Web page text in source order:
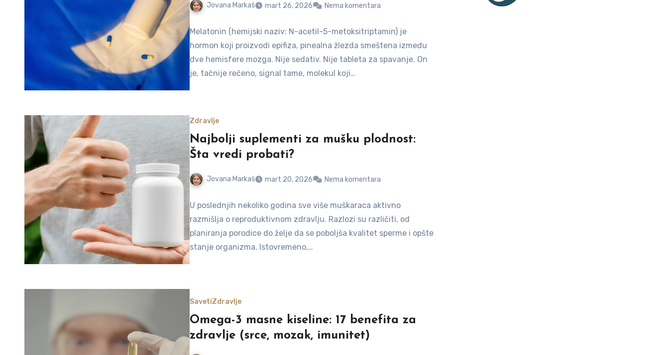
Jovana Markaš mart 26, 2026 Nema komentara
Melatonin (hemijski naziv: N-acetil-5-metoksitriptamin) je
hormon koji proizvodi epifiza, pinealna žlezda smeštena između
dve hemisfere mozga. Nije sedativ. Nije tabletа za spavanje. On
je, tačnije rečeno, signal tame, molekul koji…
Zdravlje
Najbolji suplementi za mušku plodnost:
Šta vredi probati?
Jovana Markaš mart 20, 2026 Nema komentara
U poslednjih nekoliko godina sve više muškaraca aktivno
razmišlja o reproduktivnom zdravlju. Razlozi su različiti, od
planiranja porodice do želje da se poboljša kvalitet sperme i opšte
stanje organizma. Istovremeno,…
SavetiZdravlje
Omega-3 masne kiseline: 17 benefita za
zdravlje (srce, mozak, imunitet)